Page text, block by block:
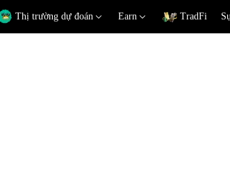
Thị trường dự đoán Earn TradFi